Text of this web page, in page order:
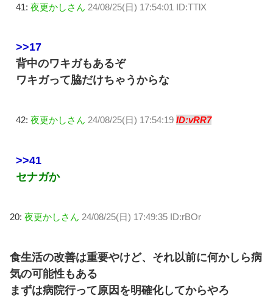
41: 夜更かしさん 24/08/25(日) 17:54:01 ID:TTlX
>>17
背中のワキガもあるぞ
ワキガって脇だけちゃうからな
42: 夜更かしさん 24/08/25(日) 17:54:19 ID:vRR7
>>41
セナガか
20: 夜更かしさん 24/08/25(日) 17:49:35 ID:rBOr
食生活の改善は重要やけど、それ以前に何かしら病
気の可能性もある
まずは病院行って原因を明確化してからやろ